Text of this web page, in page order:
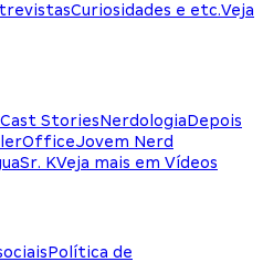
Curiosidades e etc.Veja
StoriesNerdologiaDepois
Jovem Nerd
Sr. KVeja mais em Vídeos
Política de